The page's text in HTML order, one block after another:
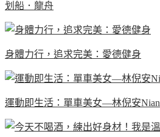
划船．龍舟
身體力行，追求完美：愛德健身
運動即生活：單車美女—林倪安Nian